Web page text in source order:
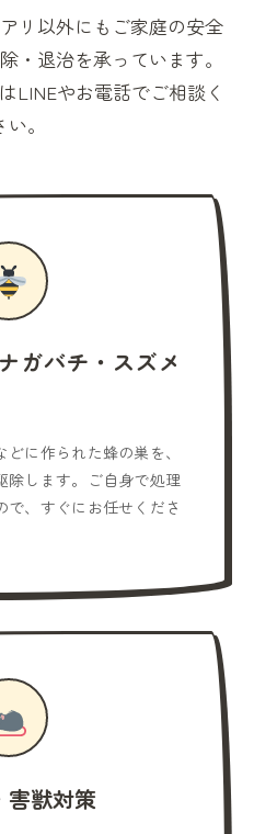
リ以外にもご家庭の安全
・退治を承っています。
LINEやお電話でご相談く
。
ガバチ・スズメ
に作られた蜂の巣を、
除します。ご自身で処理
、すぐにお任せくださ
害獣対策